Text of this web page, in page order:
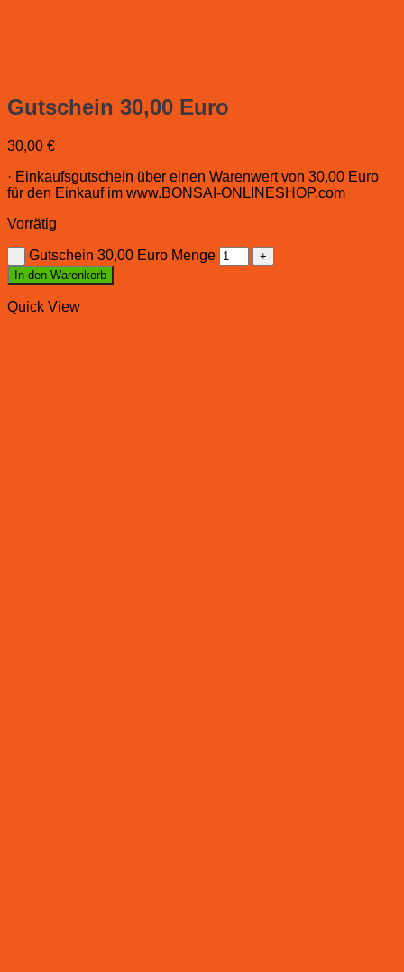
Gutschein 30,00 Euro
30,00 €
· Einkaufsgutschein über einen Warenwert von 30,00 Euro
für den Einkauf im www.BONSAI-ONLINESHOP.com
Vorrätig
Gutschein 30,00 Euro Menge
In den Warenkorb
Quick View